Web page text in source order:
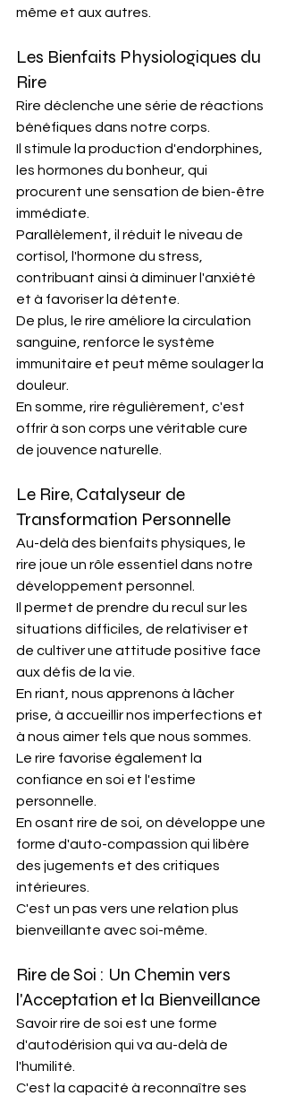
même et aux autres.​
Les Bienfaits Physiologiques du
Rire
Rire déclenche une série de réactions
bénéfiques dans notre corps.
Il stimule la production d'endorphines,
les hormones du bonheur, qui
procurent une sensation de bien-être
immédiate.
Parallèlement, il réduit le niveau de
cortisol, l'hormone du stress,
contribuant ainsi à diminuer l'anxiété
et à favoriser la détente.​
De plus, le rire améliore la circulation
sanguine, renforce le système
immunitaire et peut même soulager la
douleur.
En somme, rire régulièrement, c'est
offrir à son corps une véritable cure
de jouvence naturelle.​
Le Rire, Catalyseur de
Transformation Personnelle
Au-delà des bienfaits physiques, le
rire joue un rôle essentiel dans notre
développement personnel.
Il permet de prendre du recul sur les
situations difficiles, de relativiser et
de cultiver une attitude positive face
aux défis de la vie.​
En riant, nous apprenons à lâcher
prise, à accueillir nos imperfections et
à nous aimer tels que nous sommes.
Le rire favorise également la
confiance en soi et l'estime
personnelle.
En osant rire de soi, on développe une
forme d'auto-compassion qui libère
des jugements et des critiques
intérieures.
C'est un pas vers une relation plus
bienveillante avec soi-même.​
Rire de Soi : Un Chemin vers
l'Acceptation et la Bienveillance
Savoir rire de soi est une forme
d'autodérision qui va au-delà de
l'humilité.
C'est la capacité à reconnaître ses